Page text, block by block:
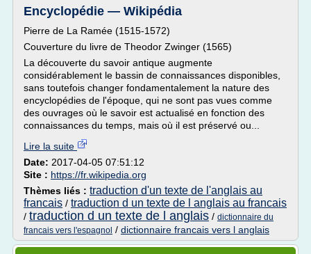
Encyclopédie — Wikipédia
Pierre de La Ramée (1515-1572)
Couverture du livre de Theodor Zwinger (1565)
La découverte du savoir antique augmente
considérablement le bassin de connaissances disponibles,
sans toutefois changer fondamentalement la nature des
encyclopédies de l'époque, qui ne sont pas vues comme
des ouvrages où le savoir est actualisé en fonction des
connaissances du temps, mais où il est préservé ou...
Lire la suite
Date: 2017-04-05 07:51:12
Site : https://fr.wikipedia.org
Thèmes liés : traduction d'un texte de l'anglais au
francais / traduction d un texte de l anglais au francais
/ traduction d un texte de l anglais / dictionnaire du
francais vers l'espagnol / dictionnaire francais vers l anglais